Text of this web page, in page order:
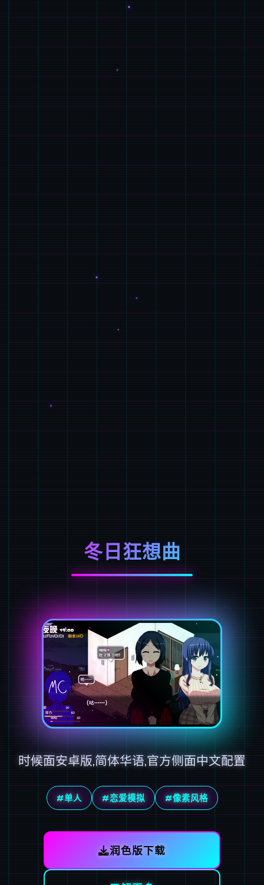
冬日狂想曲
时候面安卓版,简体华语,官方侧面中文配置
#单人 #恋爱模拟 #像素风格
润色版下载